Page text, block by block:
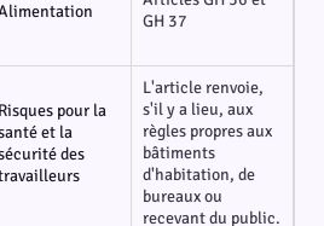
GH 37
Risques pour la
et la
des
L'article renvoie,
s'il y a lieu, aux
règles propres aux
bâtiments
d'habitation, de
bureaux ou
recevant du public.